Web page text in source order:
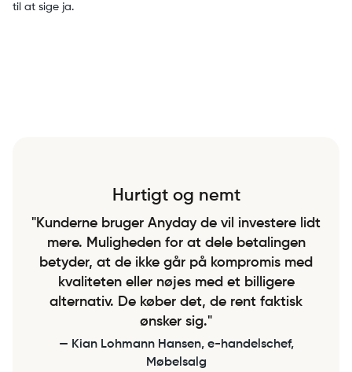
til at sige ja.
Hurtigt og nemt
"Kunderne bruger Anyday de vil investere lidt
mere. Muligheden for at dele betalingen
betyder, at de ikke går på kompromis med
kvaliteten eller nøjes med et billigere
alternativ. De køber det, de rent faktisk
ønsker sig."
— Kian Lohmann Hansen, e-handelschef,
Møbelsalg